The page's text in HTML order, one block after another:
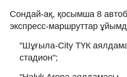
Сондай-ақ, қосымша 8
экспресс-маршруттар
"Шұғыла-City ТҮК
стадион";